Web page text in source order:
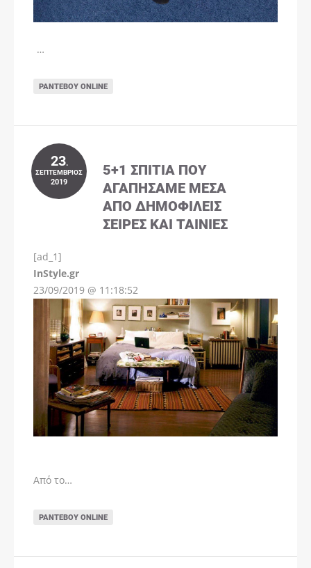
…
ΡΑΝΤΕΒΟΎ ONLINE
23.
ΣΕΠΤΈΜΒΡΙΟΣ
2019
5+1 ΣΠΊΤΙΑ ΠΟΥ
ΑΓΑΠΉΣΑΜΕ ΜΈΣΑ
ΑΠΌ ΔΗΜΟΦΙΛΕΊΣ
ΣΕΙΡΈΣ ΚΑΙ ΤΑΙΝΊΕΣ
[ad_1]
InStyle.gr
23/09/2019 @ 11:18:52
Από το…
ΡΑΝΤΕΒΟΎ ONLINE